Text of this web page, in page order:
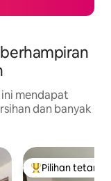
mendapat
dan banyak
Pilihan utama
Pilihan tetamu